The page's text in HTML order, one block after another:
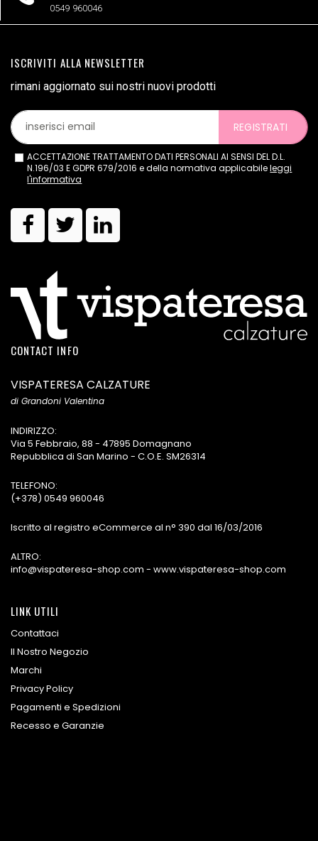
0549 960046
ISCRIVITI ALLA NEWSLETTER
rimani aggiornato sui nostri nuovi prodotti
REGISTRATI
ACCETTAZIONE TRATTAMENTO DATI PERSONALI AI SENSI DEL D.L.
N.196/03 E GDPR 679/2016 e della normativa applicabileleggi
l'informativa
CONTACT INFO
VISPATERESA CALZATURE
di Grandoni Valentina
INDIRIZZO:
Via 5 Febbraio, 88 - 47895 Domagnano
Repubblica di San Marino - C.O.E. SM26314
TELEFONO:
(+378) 0549 960046
Iscritto al registro eCommerce al n° 390 dal 16/03/2016
ALTRO:
info@vispateresa-shop.com - www.vispateresa-shop.com
LINK UTILI
Contattaci
Il Nostro Negozio
Marchi
Privacy Policy
Pagamenti e Spedizioni
Recesso e Garanzie